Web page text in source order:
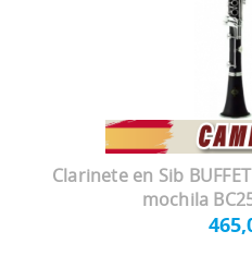
Clarinete en Sib
mochila